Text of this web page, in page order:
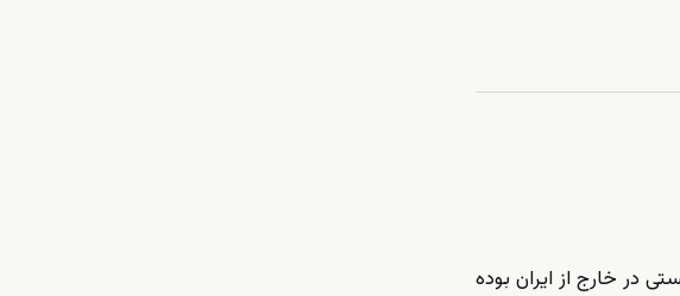
در خارج از ایران بوده